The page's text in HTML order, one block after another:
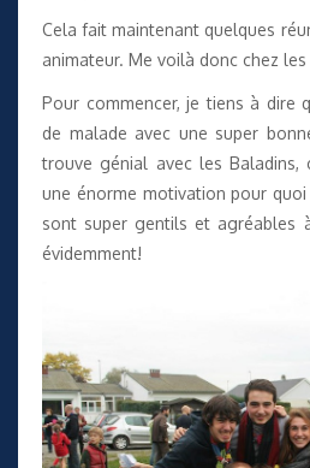
Cela fait maintenant quelques
animateur. Me voilà donc chez les
Pour commencer, je tiens à dire
de malade avec une super
trouve génial avec les Baladins,
une énorme motivation pour
sont super gentils et agréables
évidemment!